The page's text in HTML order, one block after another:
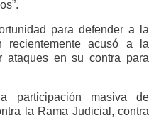
para defender a la
recientemente acusó a la
en su contra para
participación masiva de
la Rama Judicial, contra